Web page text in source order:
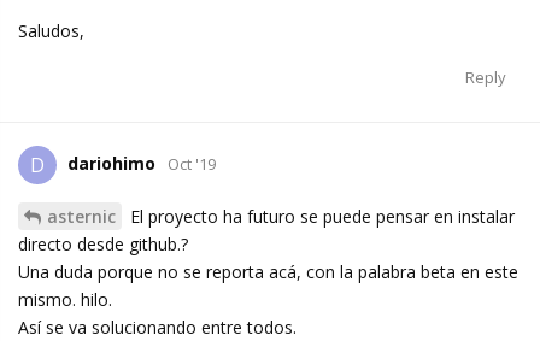
Saludos,
Reply
D dariohimo Oct '19
asternic
El proyecto ha futuro se puede pensar en instalar
directo desde github.?
Una duda porque no se reporta acá, con la palabra beta en este
mismo. hilo.
Así se va solucionando entre todos.